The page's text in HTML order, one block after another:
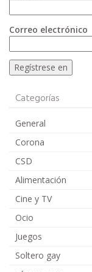
Correo electrónico
Categorías
General
Corona
CSD
Alimentación
Cine y TV
Ocio
Juegos
Soltero gay